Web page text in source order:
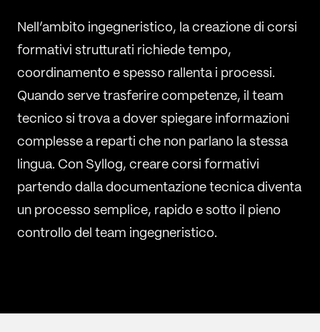
Nell’ambito ingegneristico, la creazione di corsi
formativi strutturati richiede tempo,
coordinamento e spesso rallenta i processi.
Quando serve trasferire competenze, il team
tecnico si trova a dover spiegare informazioni
complesse a reparti che non parlano la stessa
lingua. Con Syllog, creare corsi formativi
partendo dalla documentazione tecnica diventa
un processo semplice, rapido e sotto il pieno
controllo del team ingegneristico.